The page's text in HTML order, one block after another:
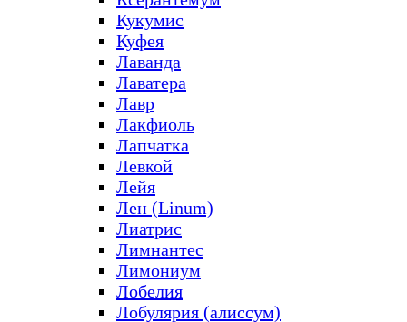
Кукумис
Куфея
Лаванда
Лаватера
Лавр
Лакфиоль
Лапчатка
Левкой
Лейя
Лен (Linum)
Лиатрис
Лимнантес
Лимониум
Лобелия
Лобулярия (алиссум)